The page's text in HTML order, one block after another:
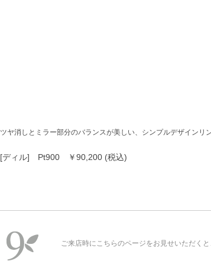
ツヤ消しとミラー部分のバランスが美しい、シンプルデザインリ
[ディル] Pt900 ￥90,200 (税込)
ご来店時にこちらのページをお見せいただく